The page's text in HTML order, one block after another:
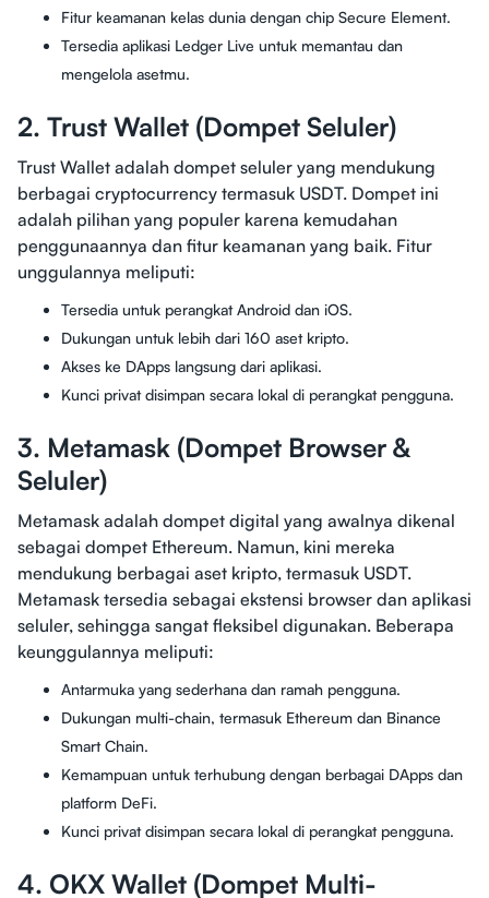
Fitur keamanan kelas dunia dengan chip Secure Element.
Tersedia aplikasi Ledger Live untuk memantau dan
mengelola asetmu.
2. Trust Wallet (Dompet Seluler)
Trust Wallet adalah dompet seluler yang mendukung
berbagai cryptocurrency termasuk USDT. Dompet ini
adalah pilihan yang populer karena kemudahan
penggunaannya dan fitur keamanan yang baik. Fitur
unggulannya meliputi:
Tersedia untuk perangkat Android dan iOS.
Dukungan untuk lebih dari 160 aset kripto.
Akses ke DApps langsung dari aplikasi.
Kunci privat disimpan secara lokal di perangkat pengguna.
3. Metamask (Dompet Browser &
Seluler)
Metamask adalah dompet digital yang awalnya dikenal
sebagai dompet Ethereum. Namun, kini mereka
mendukung berbagai aset kripto, termasuk USDT.
Metamask tersedia sebagai ekstensi browser dan aplikasi
seluler, sehingga sangat fleksibel digunakan. Beberapa
keunggulannya meliputi:
Antarmuka yang sederhana dan ramah pengguna.
Dukungan multi-chain, termasuk Ethereum dan Binance
Smart Chain.
Kemampuan untuk terhubung dengan berbagai DApps dan
platform DeFi.
Kunci privat disimpan secara lokal di perangkat pengguna.
4. OKX Wallet (Dompet Multi-